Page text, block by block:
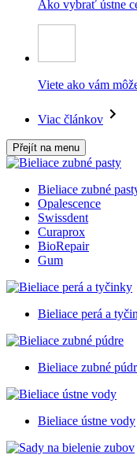
Ako vybrať ústne
Viete ako vám
Viac článkov
Přejít na menu
Bieliace zubné
Opalescence
Swissdent
Curaprox
BioRepair
Gum
Bieliace perá a
Bieliace zubné
Bieliace ústne vody